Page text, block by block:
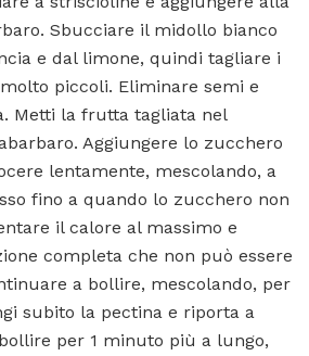
Sbucciare il midollo bianco
e dal limone, quindi tagliare i
piccoli. Eliminare semi e
Metti la frutta tagliata nel
Aggiungere lo zucchero
lentamente, mescolando, a
fino a quando lo zucchero non
il calore al massimo e
completa che non può essere
a bollire, mescolando, per
subito la pectina e riporta a
per 1 minuto più a lungo,